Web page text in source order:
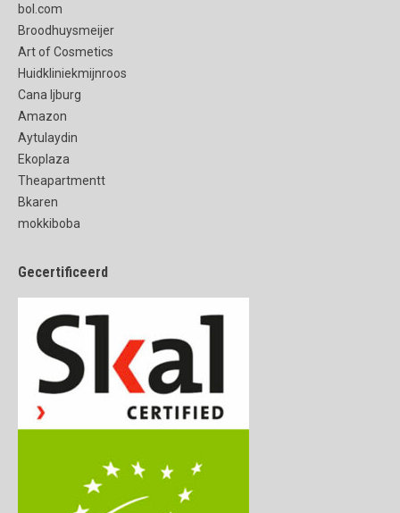
bol.com
Broodhuysmeijer
Art of Cosmetics
Huidkliniekmijnroos
Cana Ijburg
Amazon
Aytulaydin
Ekoplaza
Theapartmentt
Bkaren
mokkiboba
Gecertificeerd